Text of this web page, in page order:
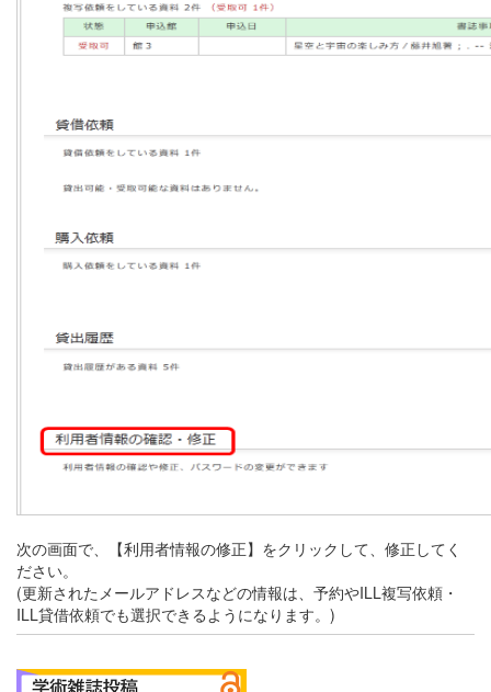
次の画面で、【利用者情報の修正】をクリックして、修正してく
ださい。
(更新されたメールアドレスなどの情報は、予約やILL複写依頼・
ILL貸借依頼でも選択できるようになります。)